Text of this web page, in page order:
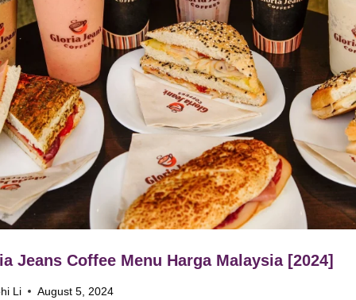
Jeans Coffee Menu Harga Malaysia [2024]
Li August 5, 2024